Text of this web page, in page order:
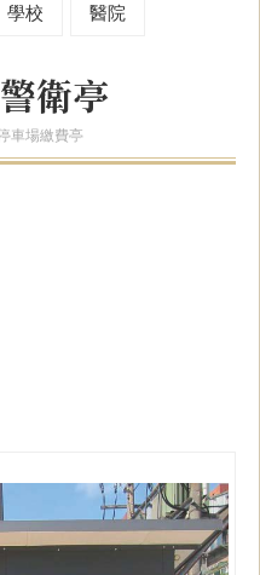
學校 醫院
衛亭
車場繳費亭